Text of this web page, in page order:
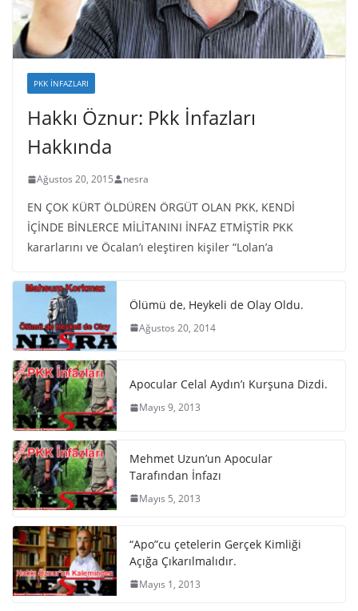
PKK İNFAZLARI
Hakkı Öznur: Pkk İnfazları
Hakkında
Ağustos 20, 2015 nesra
EN ÇOK KÜRT ÖLDÜREN ÖRGÜT OLAN PKK, KENDİ
İÇİNDE BİNLERCE MİLİTANINI İNFAZ ETMİŞTİR PKK
kararlarını ve Öcalan’ı eleştiren kişiler “Lolan’a
Ölümü de, Heykeli de Olay Oldu.
Ağustos 20, 2014
Apocular Celal Aydın’ı Kurşuna Dizdi.
Mayıs 9, 2013
Mehmet Uzun’un Apocular
Tarafından İnfazı
Mayıs 5, 2013
“Apo”cu çetelerin Gerçek Kimliği
Açığa Çıkarılmalıdır.
Mayıs 1, 2013